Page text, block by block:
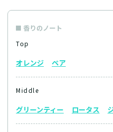
香りのノート
Top
オレンジ ペア
Middle
グリーンティー ロータス